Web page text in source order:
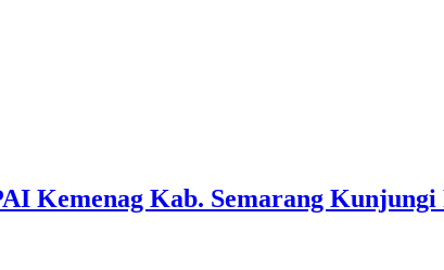
Kemenag Kab. Semarang